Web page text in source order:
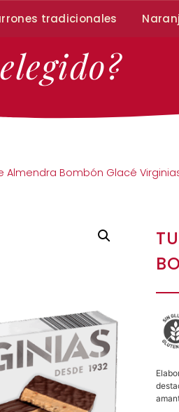
tradicionales
Almendra Bombón Glacé